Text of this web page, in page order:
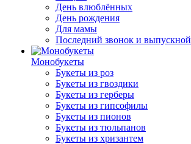
День влюблённых
День рождения
Для мамы
Последний звонок и выпускной
Монобукеты
Букеты из роз
Букеты из гвоздики
Букеты из герберы
Букеты из гипсофилы
Букеты из пионов
Букеты из тюльпанов
Букеты из хризантем